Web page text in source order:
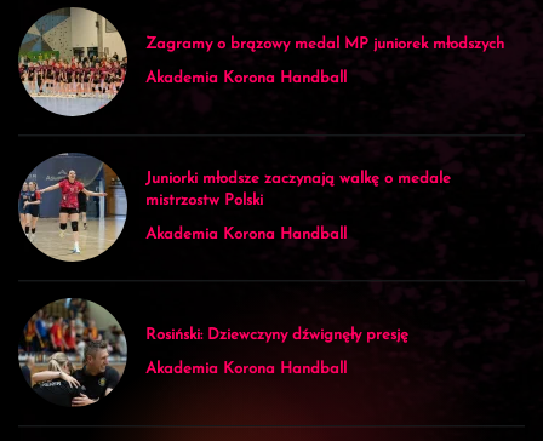
Zagramy o brązowy medal MP juniorek młodszych
Akademia Korona Handball
Juniorki młodsze zaczynają walkę o medale
mistrzostw Polski
Akademia Korona Handball
Rosiński: Dziewczyny dźwignęły presję
Akademia Korona Handball